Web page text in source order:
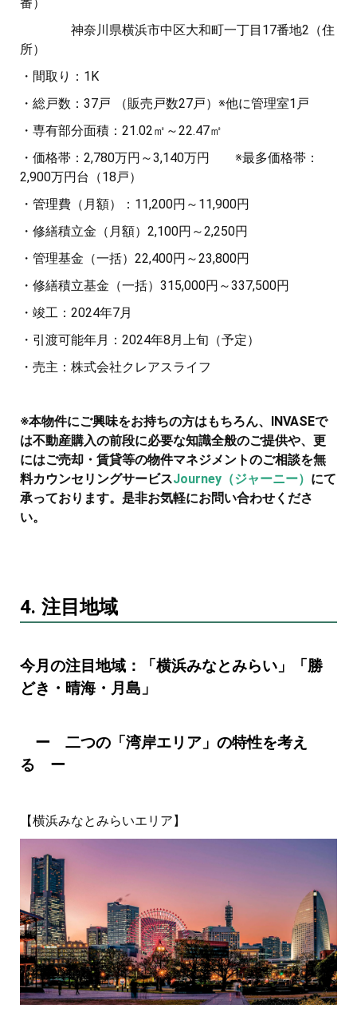
神奈川県横浜市中区大和町一丁目17番地2（住
所）
・間取り：1K
・総戸数：37戸 （販売戸数27戸）※他に管理室1戸
・専有部分面積：21.02㎡～22.47㎡
・価格帯：2,780万円～3,140万円 ※最多価格帯：
2,900万円台（18戸）
・管理費（月額）：11,200円～11,900円
・修繕積立金（月額）2,100円～2,250円
・管理基金（一括）22,400円～23,800円
・修繕積立基金（一括）315,000円～337,500円
・竣工：2024年7月
・引渡可能年月：2024年8月上旬（予定）
・売主：株式会社クレアスライフ
※本物件にご興味をお持ちの方はもちろん、INVASEで
は不動産購入の前段に必要な知識全般のご提供や、更
にはご売却・賃貸等の物件マネジメントのご相談を無
料カウンセリングサービスJourney（ジャーニー） にて
承っております。是非お気軽にお問い合わせくださ
い。
4. 注目地域
今月の注目地域：「横浜みなとみらい」「勝
どき・晴海・月島」
ー 二つの「湾岸エリア」の特性を考え
る ー
【横浜みなとみらいエリア】